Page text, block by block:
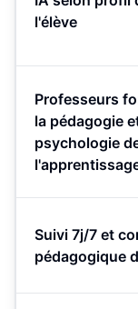
l'élève
Professeurs
la pédagogie
psychologie
Suivi 7j/7 et
pédagogique